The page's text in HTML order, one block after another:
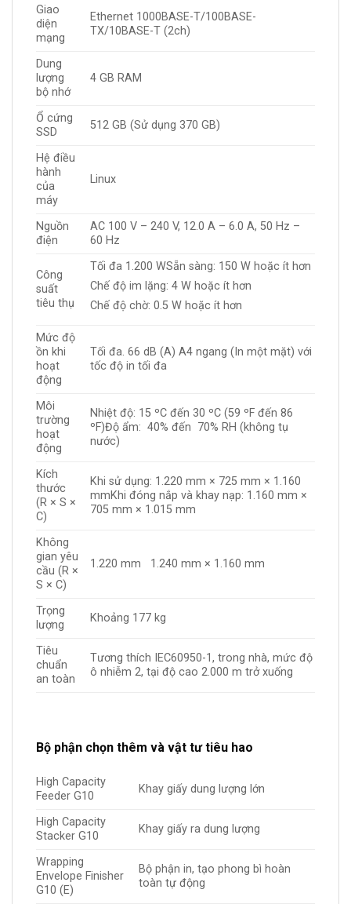
Giao
diện
mạng
Ethernet 1000BASE-T/100BASE-
TX/10BASE-T (2ch)
Dung
lượng
bộ nhớ
4 GB RAM
Ổ cứng
SSD
512 GB (Sử dụng 370 GB)
Hệ điều
hành
của
máy
Linux
Nguồn
điện
AC 100 V – 240 V, 12.0 A – 6.0 A, 50 Hz –
60 Hz
Công
suất
tiêu thụ
Tối đa 1.200 WSẵn sàng: 150 W hoặc ít hơn
Chế độ im lặng: 4 W hoặc ít hơn
Chế độ chờ: 0.5 W hoặc ít hơn
Mức độ
ồn khi
hoạt
động
Tối đa. 66 dB (A) A4 ngang (In một mặt) với
tốc độ in tối đa
Môi
trường
hoạt
động
Nhiệt độ: 15 ºC đến 30 ºC (59 ºF đến 86
ºF)Độ ẩm: 40% đến 70% RH (không tụ
nước)
Kích
thước
(R × S ×
C)
Khi sử dụng: 1.220 mm × 725 mm × 1.160
mmKhi đóng nắp và khay nạp: 1.160 mm ×
705 mm × 1.015 mm
Không
gian yêu
cầu (R ×
S × C)
1.220 mm 1.240 mm × 1.160 mm
Trọng
lượng
Khoảng 177 kg
Tiêu
chuẩn
an toàn
Tương thích IEC60950-1, trong nhà, mức độ
ô nhiễm 2, tại độ cao 2.000 m trở xuống
Bộ phận chọn thêm và vật tư tiêu hao
High Capacity
Feeder G10
Khay giấy dung lượng lớn
High Capacity
Stacker G10
Khay giấy ra dung lượng
Wrapping
Envelope Finisher
G10 (E)
Bộ phận in, tạo phong bì hoàn
toàn tự động